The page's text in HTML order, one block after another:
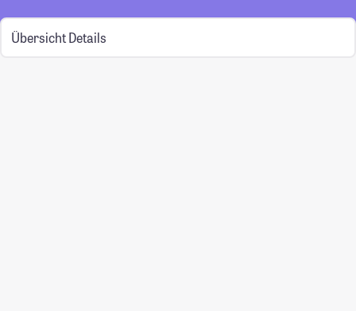
Übersicht Details